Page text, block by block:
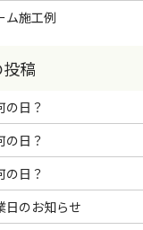
ム施工例
の日？
の日？
の日？
日のお知らせ